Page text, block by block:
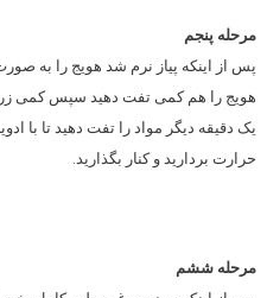
مرحله پنجم
پس از اینکه پیاز نرم شد هویج را به
هویج را هم کمی تفت دهید سپس کمی
یک دقیقه دیگر مواد را تفت دهید تا با
حرارت بردارید و کنار بگذارید.
مرحله ششم